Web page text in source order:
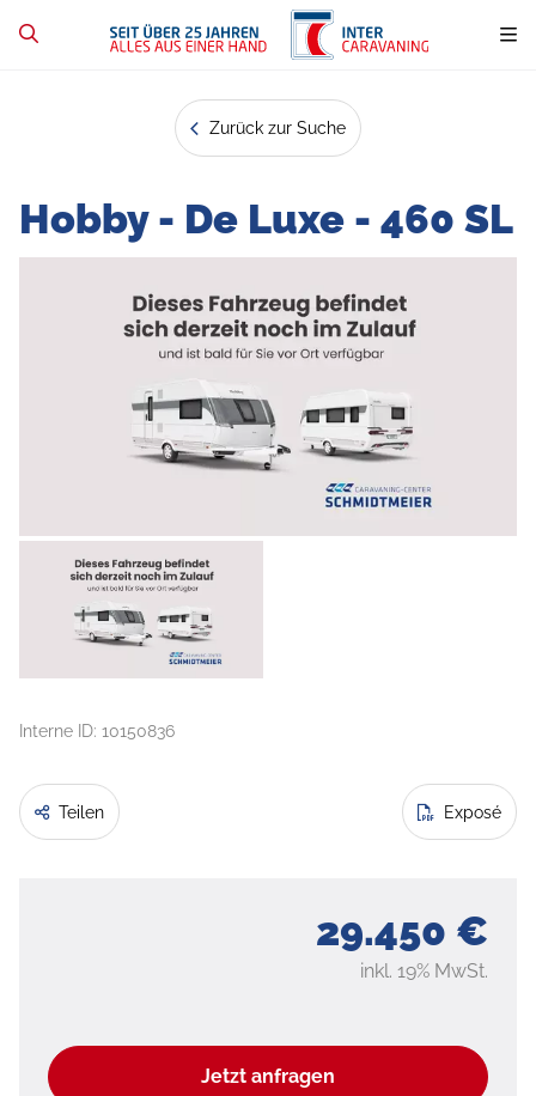
Zurück zur Suche
Hobby - De Luxe - 460 SL
Interne ID: 10150836
Teilen Exposé
29.450 €
inkl. 19% MwSt.
Jetzt anfragen